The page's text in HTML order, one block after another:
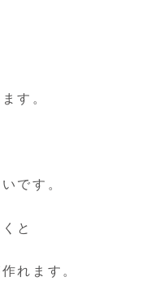
す。
です。
と
れます。